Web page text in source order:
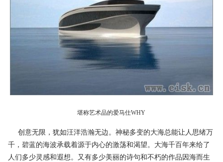
堪称艺术品的爱马仕WHY
创意无限，犹如汪洋浩瀚无边。神秘多变的大海总能让人思绪万
千，碧蓝的海波承载着源于内心的激荡和渴望。大海千百年来给了
人们多少灵感和遐想。又有多少美丽的诗句和不朽的作品因海而生